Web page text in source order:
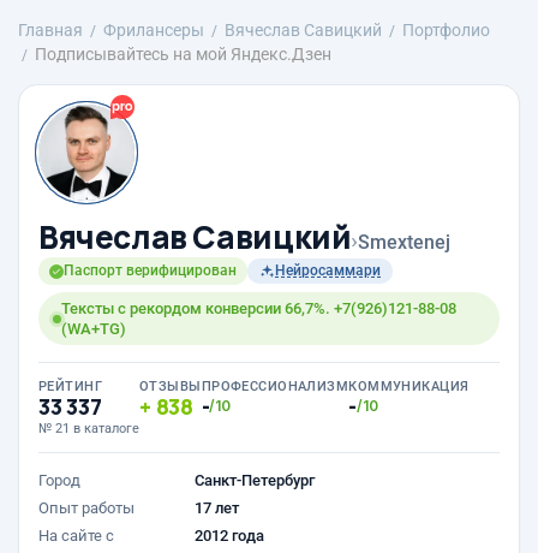
Главная Фрилансеры Вячеслав Савицкий
Портфолио
Подписывайтесь на мой Яндекс.Дзен
Вячеслав Савицкий›Smextenej
Паспорт верифицирован Нейросаммари
Тексты с рекордом конверсии 66,7%. +7(926)121-88-08
(WA+TG)
РЕЙТИНГ
33 337
№ 21 в каталоге
ОТЗЫВЫ
838
ПРОФЕССИОНАЛИЗМ
-/10
КОММУНИКАЦИЯ
-/10
Город
Санкт-Петербург
Опыт работы
17 лет
На сайте с
2012 года